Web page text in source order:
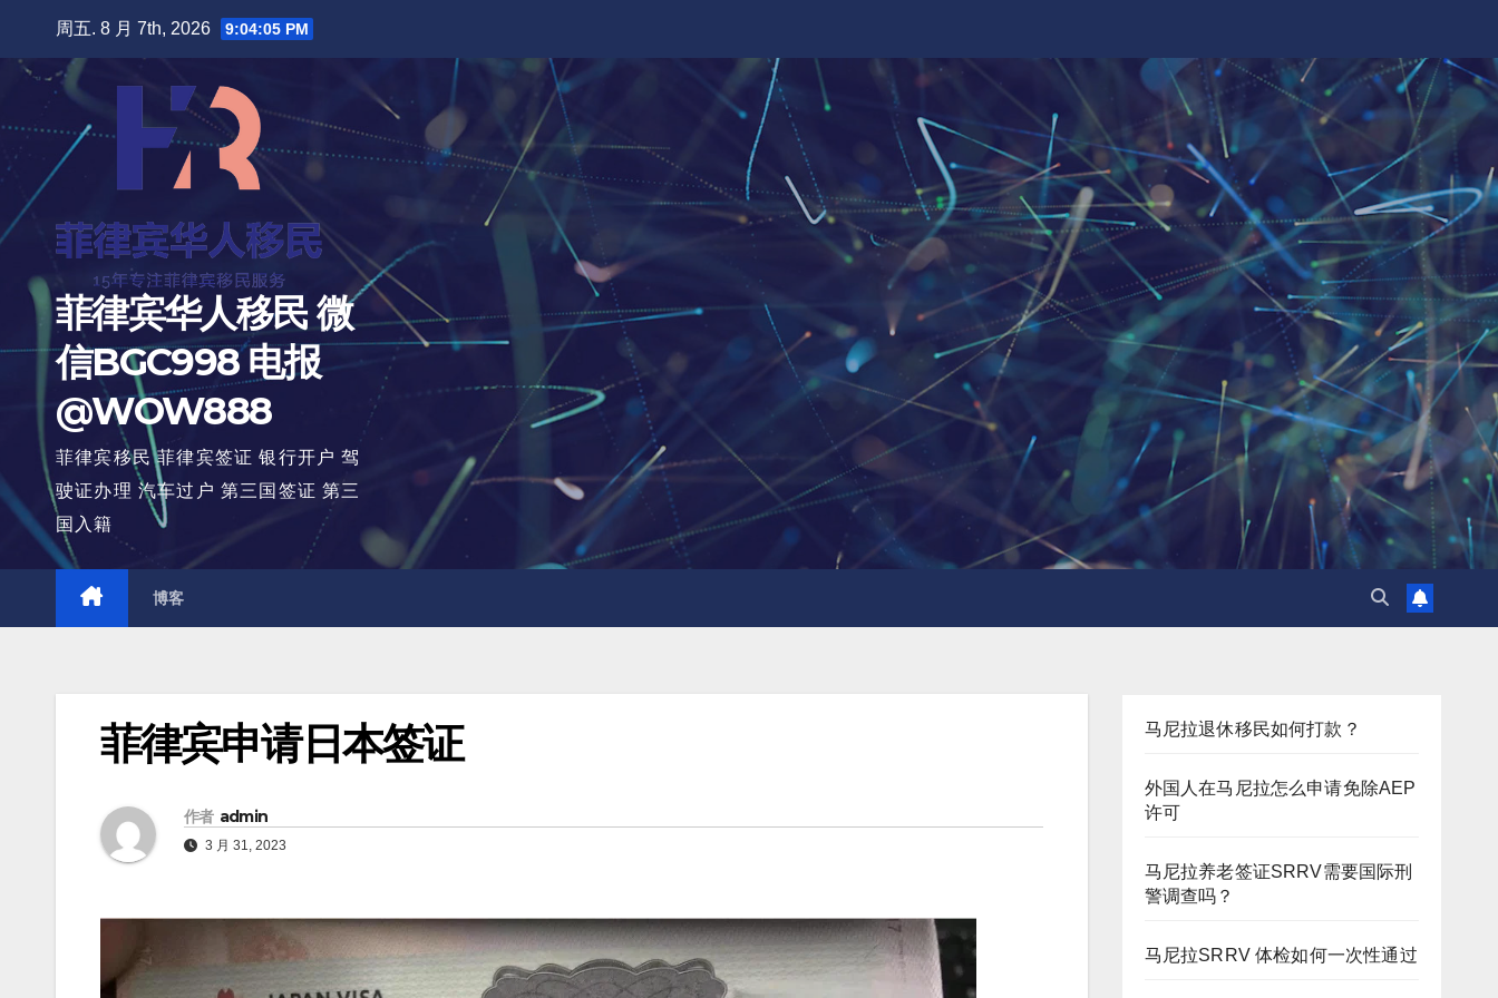
周五. 8 月 7th, 2026 9:04:07 PM
菲律宾华人移民 微
信BGC998 电报
@WOW888
菲律宾移民 菲律宾签证 银行开户 驾
驶证办理 汽车过户 第三国签证 第三
国入籍
博客
菲律宾申请日本签证
作者 admin
3 月 31, 2023
马尼拉退休移民如何打款？
外国人在马尼拉怎么申请免除AEP
许可
马尼拉养老签证SRRV需要国际刑
警调查吗？
马尼拉SRRV 体检如何一次性通过